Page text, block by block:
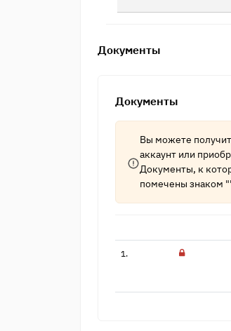
Документы
Документы
Вы можете
аккаунт или
Документы, к
помечены знаком
1.